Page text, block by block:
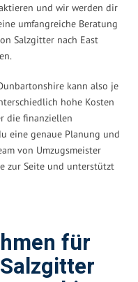
und wir werden dir
umfangreiche Beratung
Salzgitter nach East
kann also je
hohe Kosten
die finanziellen
eine genaue Planung und
von Umzugsmeister
zur Seite und unterstützt
für